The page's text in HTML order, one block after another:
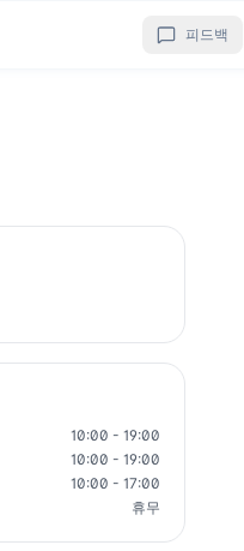
피드백
10:00 - 19:00
10:00 - 19:00
10:00 - 17:00
휴무